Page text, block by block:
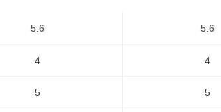
5.6 5.6
4 4
5 5